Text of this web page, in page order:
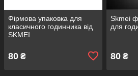
Фірмова упаковка для
класичного годинника від
SKMEI
80 ₴
Skmei
для
80₴